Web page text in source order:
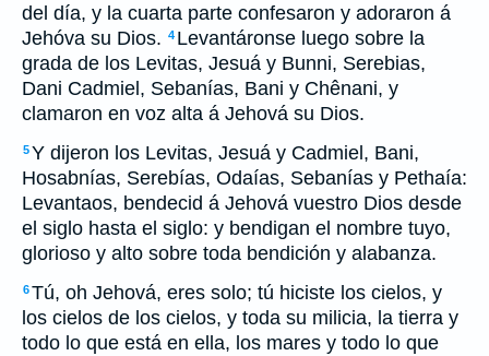
del día, y la cuarta parte confesaron y adoraron á
Jehóva su Dios. 4 Levantáronse luego sobre la
grada de los Levitas, Jesuá y Bunni, Serebias,
Dani Cadmiel, Sebanías, Bani y Chênani, y
clamaron en voz alta á Jehová su Dios.
5Y dijeron los Levitas, Jesuá y Cadmiel, Bani,
Hosabnías, Serebías, Odaías, Sebanías y Pethaía:
Levantaos, bendecid á Jehová vuestro Dios desde
el siglo hasta el siglo: y bendigan el nombre tuyo,
glorioso y alto sobre toda bendición y alabanza.
6Tú, oh Jehová, eres solo; tú hiciste los cielos, y
los cielos de los cielos, y toda su milicia, la tierra y
todo lo que está en ella, los mares y todo lo que